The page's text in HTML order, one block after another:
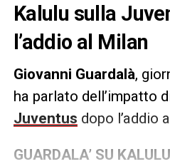
Kalulu sulla
l’addio al Milan
Giovanni Guardalà,
ha parlato dell’impatto
Juventus dopo l’addio
GUARDALA’ SU